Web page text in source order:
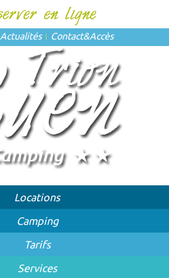
Actualités Contact&Accès
Locations
Camping
Tarifs
Services